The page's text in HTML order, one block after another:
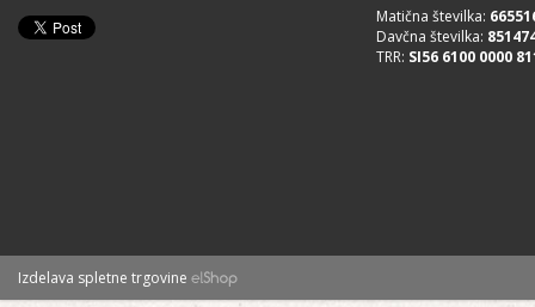
Matična številka:
Davčna številka:
TRR: SI56 6100 0000
Izdelava spletne trgovine